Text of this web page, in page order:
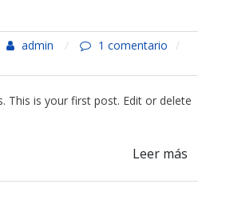
admin 1 comentario en
world!
This is your first post. Edit or delete
Leer más